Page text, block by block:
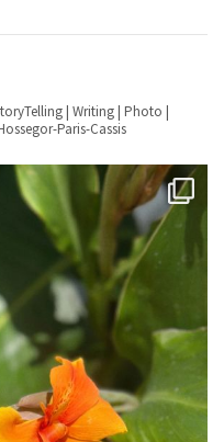
| Writing | Photo |
Paris-Cassis